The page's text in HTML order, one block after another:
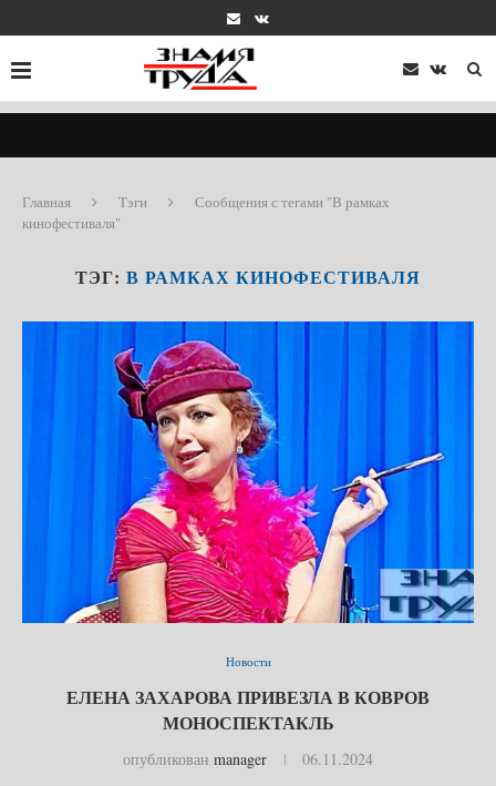
Главная Тэги
Сообщения с тегами "В рамках
кинофестиваля"
ТЭГ: В РАМКАХ КИНОФЕСТИВАЛЯ
Новости
ЕЛЕНА ЗАХАРОВА ПРИВЕЗЛА В КОВРОВ
МОНОСПЕКТАКЛЬ
опубликован manager
06.11.2024